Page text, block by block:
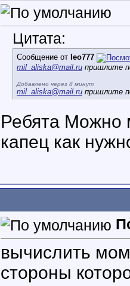
Цитата:
Сообщение от leo777
mil_aliska@mail.ru пришлите
Добавлено через 8 минут
mil_aliska@mail.ru пришлите
Ребята Можно
капец как
вычислить
стороны